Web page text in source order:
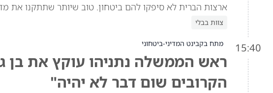
ארצות הברית לא סיפקו להם ביטחון. טוב שיותר שתתקנו את
צוות בבלי
15:40 מתח בקבינט המדיני-ביטחוני
ראש הממשלה נתניהו עוקץ את בן
הקרובים שום דבר לא יהיה"